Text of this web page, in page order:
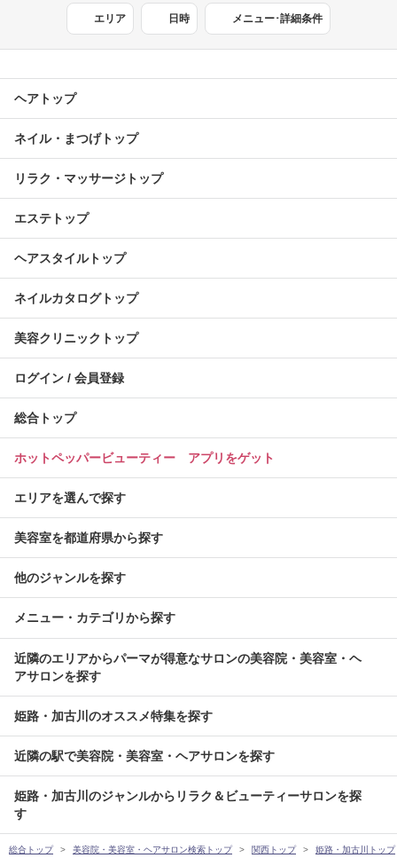
エリア 日時 メニュー･詳細条件
ヘアトップ
ネイル・まつげトップ
リラク・マッサージトップ
エステトップ
ヘアスタイルトップ
ネイルカタログトップ
美容クリニックトップ
ログイン / 会員登録
総合トップ
ホットペッパービューティー アプリをゲット
エリアを選んで探す
美容室を都道府県から探す
他のジャンルを探す
メニュー・カテゴリから探す
近隣のエリアからパーマが得意なサロンの美容院・美容室・ヘ
アサロンを探す
姫路・加古川のオススメ特集を探す
近隣の駅で美容院・美容室・ヘアサロンを探す
姫路・加古川のジャンルからリラク＆ビューティーサロンを探
す
総合トップ 美容院・美容室・ヘアサロン検索トップ 関西トップ 姫路・加古川トップ